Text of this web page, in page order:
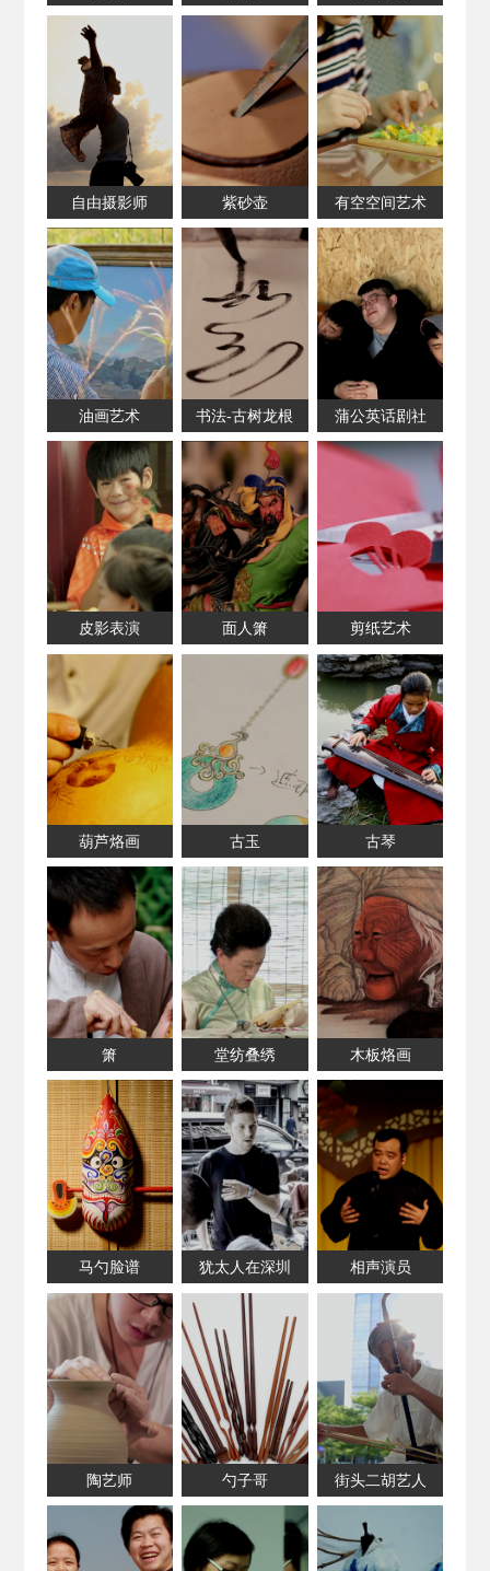
自由摄影师 紫砂壶 有空空间艺术
油画艺术 书法-古树龙根 蒲公英话剧社
皮影表演 面人箫 剪纸艺术
葫芦烙画 古玉 古琴
箫 堂纺叠绣 木板烙画
马勺脸谱 犹太人在深圳 相声演员
陶艺师 勺子哥 街头二胡艺人